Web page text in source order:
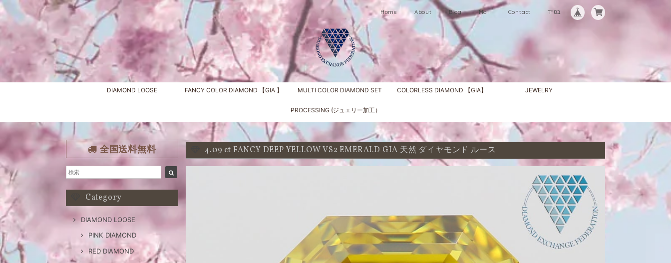
Home About Blog Mail Contact בס"ד
DIAMOND LOOSE FANCY COLOR DIAMOND 【GIA 】 MULTI COLOR DIAMOND SET COLORLESS DIAMOND 【GIA】 JEWELRY
PROCESSING (ジュエリー加工）
全国送料無料
Category
DIAMOND LOOSE
PINK DIAMOND
RED DIAMOND
4.09 ct FANCY DEEP YELLOW VS2 EMERALD GIA 天然 ダイヤモンド ルース